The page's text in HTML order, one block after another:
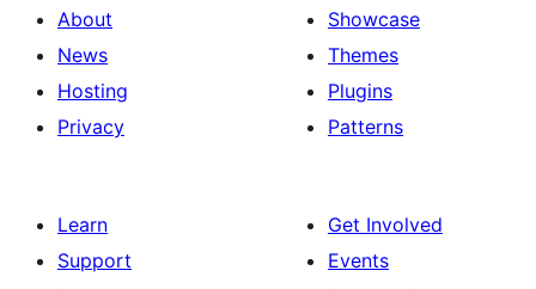
About
News
Hosting
Privacy
Showcase
Themes
Plugins
Patterns
Learn
Support
Get Involved
Events